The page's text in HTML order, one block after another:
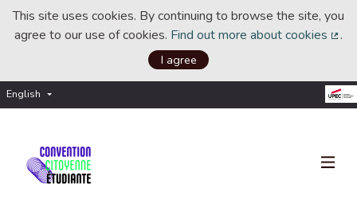
This site uses cookies. By continuing to browse the site, you
agree to our use of cookies. Find out more about cookies .
I agree
English Choisir la langue